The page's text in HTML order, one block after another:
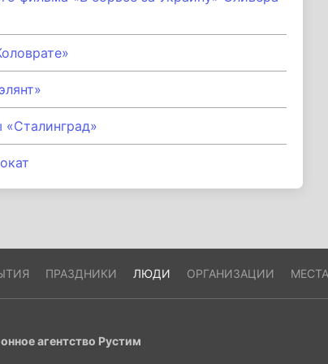
ПРАЗДНИКИ ЛЮДИ ОРГАНИЗАЦИИ МЕСТА
агентство Рустим